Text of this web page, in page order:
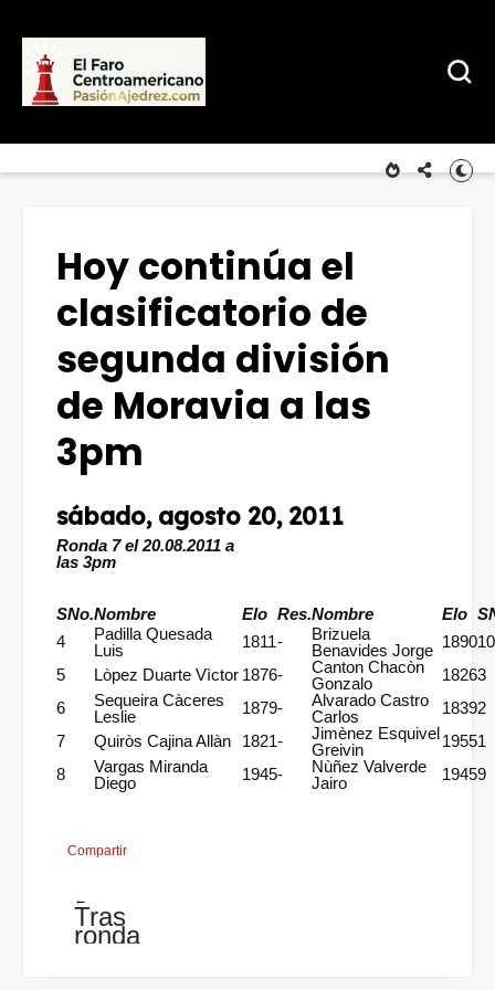
Hoy continúa el
clasificatorio de
segunda división
de Moravia a las
3pm
sábado, agosto 20, 2011
Ronda 7 el 20.08.2011 a
las 3pm
SNo.Nombre Elo Res.Nombre Elo
4
Padilla Quesada
Luis
1811-
Brizuela
Benavides Jorge 189010
5
Lòpez Duarte Vìctor 1876-
Canton Chacòn
Gonzalo
18263
6
Sequeira Càceres
Leslie
1879-
Alvarado Castro
Carlos
18392
7
Quiròs Cajina Allàn 1821-
Jimènez Esquivel
Greivin
19551
8
Vargas Miranda
Diego
1945-
Nùñez Valverde
Jairo
19459
Compartir
←
Tras
ronda